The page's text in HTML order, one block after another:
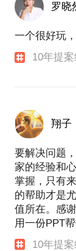
罗晓
一个很好玩
10年提
翔子
要解决问题
家的经验和
掌握，只有
的帮助才是
值所在。感
用一份PPT
10年提